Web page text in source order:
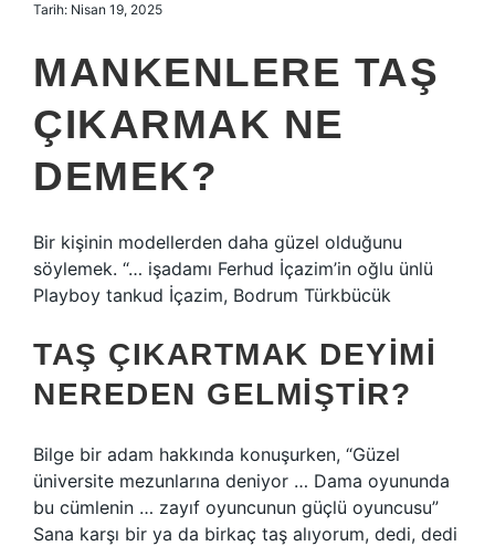
Tarih: Nisan 19, 2025
MANKENLERE TAŞ
ÇIKARMAK NE
DEMEK?
Bir kişinin modellerden daha güzel olduğunu
söylemek. “… işadamı Ferhud İçazim’in oğlu ünlü
Playboy tankud İçazim, Bodrum Türkbücük
TAŞ ÇIKARTMAK DEYIMI
NEREDEN GELMIŞTIR?
Bilge bir adam hakkında konuşurken, “Güzel
üniversite mezunlarına deniyor … Dama oyununda
bu cümlenin … zayıf oyuncunun güçlü oyuncusu”
Sana karşı bir ya da birkaç taş alıyorum, dedi, dedi